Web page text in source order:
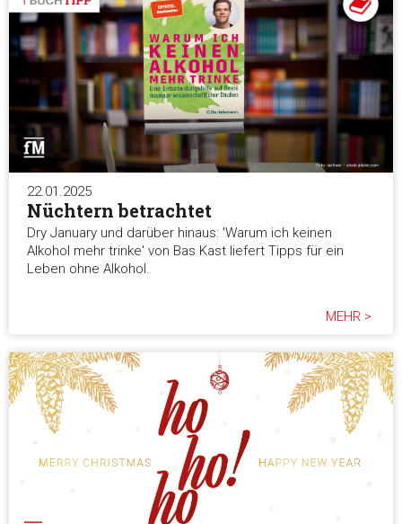
22.01.2025
Nüchtern betrachtet
Dry January und darüber hinaus: 'Warum ich keinen
Alkohol mehr trinke' von Bas Kast liefert Tipps für ein
Leben ohne Alkohol.
MEHR >